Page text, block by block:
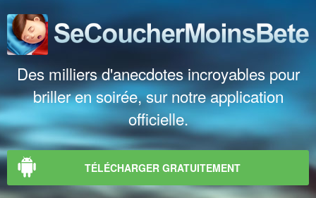
Des milliers d'anecdotes incroyables pour
briller en soirée, sur notre application
officielle.
TÉLÉCHARGER GRATUITEMENT